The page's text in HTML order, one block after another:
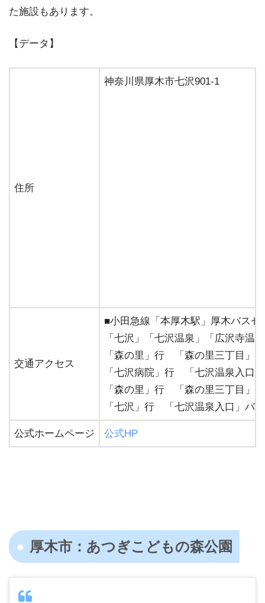
た施設もあります。
【データ】
住所
神奈川県厚木市七沢901-1
交通アクセス
■小田急線「本厚木駅」厚木バスセ
「七沢」「七沢温泉」「広沢寺
「森の里」行 「森の里三丁目」
「七沢病院」行 「七沢温泉入口
「森の里」行 「森の里三丁目」
「七沢」行 「七沢温泉入口」バ
公式ホームページ 公式HP
厚木市：あつぎこどもの森公園